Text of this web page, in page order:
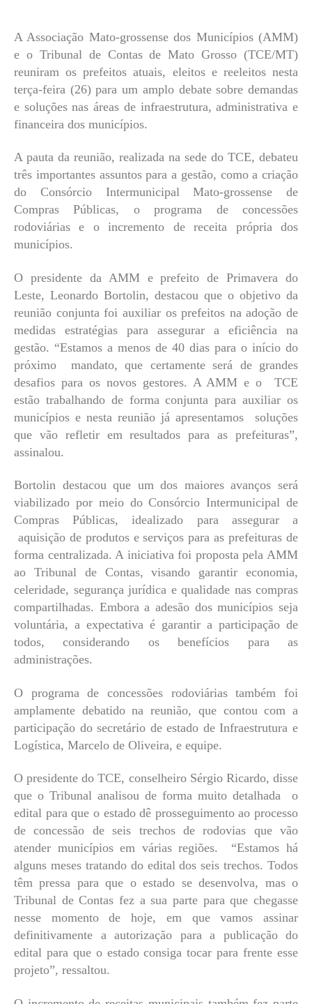
A Associação Mato-grossense dos Municípios (AMM)
e o Tribunal de Contas de Mato Grosso (TCE/MT)
reuniram os prefeitos atuais, eleitos e reeleitos nesta
terça-feira (26) para um amplo debate sobre demandas
e soluções nas áreas de infraestrutura, administrativa e
financeira dos municípios.
A pauta da reunião, realizada na sede do TCE, debateu
três importantes assuntos para a gestão, como a criação
do Consórcio Intermunicipal Mato-grossense de
Compras Públicas, o programa de concessões
rodoviárias e o incremento de receita própria dos
municípios.
O presidente da AMM e prefeito de Primavera do
Leste, Leonardo Bortolin, destacou que o objetivo da
reunião conjunta foi auxiliar os prefeitos na adoção de
medidas estratégias para assegurar a eficiência na
gestão. “Estamos a menos de 40 dias para o início do
próximo mandato, que certamente será de grandes
desafios para os novos gestores. A AMM e o TCE
estão trabalhando de forma conjunta para auxiliar os
municípios e nesta reunião já apresentamos soluções
que vão refletir em resultados para as prefeituras”,
assinalou.
Bortolin destacou que um dos maiores avanços será
viabilizado por meio do Consórcio Intermunicipal de
Compras Públicas, idealizado para assegurar a
aquisição de produtos e serviços para as prefeituras de
forma centralizada. A iniciativa foi proposta pela AMM
ao Tribunal de Contas, visando garantir economia,
celeridade, segurança jurídica e qualidade nas compras
compartilhadas. Embora a adesão dos municípios seja
voluntária, a expectativa é garantir a participação de
todos, considerando os benefícios para as
administrações.
O programa de concessões rodoviárias também foi
amplamente debatido na reunião, que contou com a
participação do secretário de estado de Infraestrutura e
Logística, Marcelo de Oliveira, e equipe.
O presidente do TCE, conselheiro Sérgio Ricardo, disse
que o Tribunal analisou de forma muito detalhada o
edital para que o estado dê prosseguimento ao processo
de concessão de seis trechos de rodovias que vão
atender municípios em várias regiões. “Estamos há
alguns meses tratando do edital dos seis trechos. Todos
têm pressa para que o estado se desenvolva, mas o
Tribunal de Contas fez a sua parte para que chegasse
nesse momento de hoje, em que vamos assinar
definitivamente a autorização para a publicação do
edital para que o estado consiga tocar para frente esse
projeto”, ressaltou.